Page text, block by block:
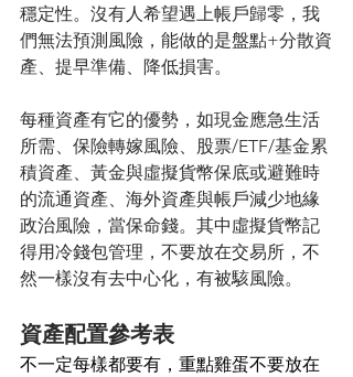
穩定性。沒有人希望遇上帳戶歸零，我
們無法預測風險，能做的是盤點+分散資
產、提早準備、降低損害。
每種資產有它的優勢，如現金應急生活
所需、保險轉嫁風險、股票/ETF/基金累
積資產、黃金與虛擬貨幣保底或避難時
的流通資產、海外資產與帳戶減少地緣
政治風險，當保命錢。其中虛擬貨幣記
得用冷錢包管理，不要放在交易所，不
然一樣沒有去中心化，有被駭風險。
資產配置參考表
不一定每樣都要有，重點雞蛋不要放在